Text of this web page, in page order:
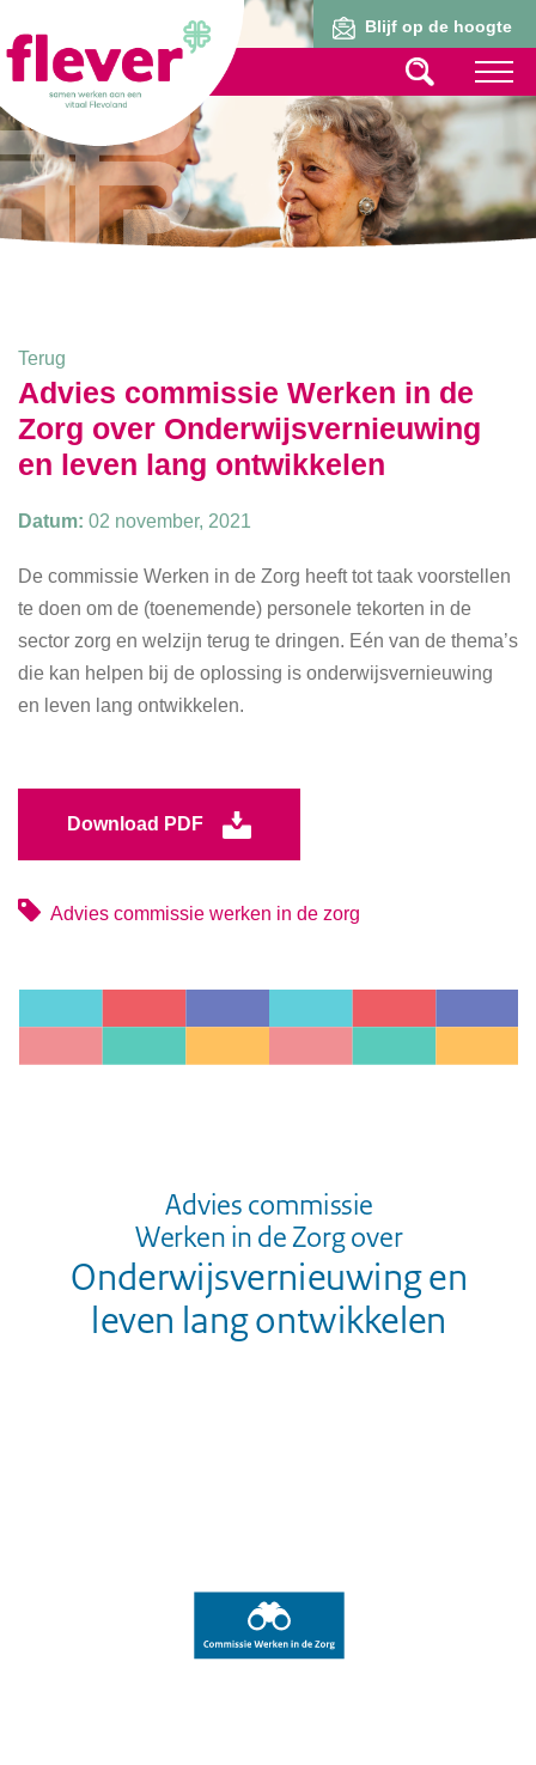
Blijf op de hoogte
Terug
Advies commissie Werken in de
Zorg over Onderwijsvernieuwing
en leven lang ontwikkelen
Datum: 02 november, 2021
De commissie Werken in de Zorg heeft tot taak voorstellen
te doen om de (toenemende) personele tekorten in de
sector zorg en welzijn terug te dringen. Eén van de thema’s
die kan helpen bij de oplossing is onderwijsvernieuwing
en leven lang ontwikkelen.
Download PDF
Advies commissie werken in de zorg